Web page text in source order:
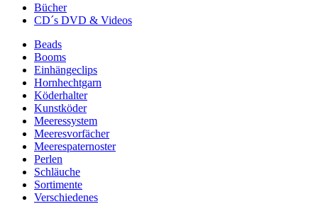
Bücher
CD´s DVD & Videos
Beads
Booms
Einhängeclips
Hornhechtgarn
Köderhalter
Kunstköder
Meeressystem
Meeresvorfächer
Meerespaternoster
Perlen
Schläuche
Sortimente
Verschiedenes